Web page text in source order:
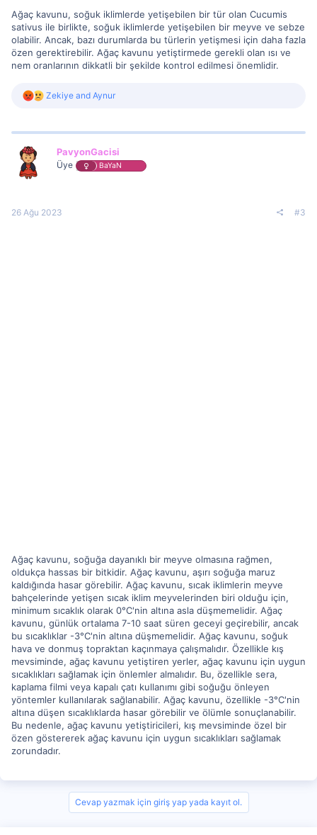
Ağaç kavunu, soğuk iklimlerde yetişebilen bir tür olan Cucumis
sativus ile birlikte, soğuk iklimlerde yetişebilen bir meyve ve sebze
olabilir. Ancak, bazı durumlarda bu türlerin yetişmesi için daha fazla
özen gerektirebilir. Ağaç kavunu yetiştirmede gerekli olan ısı ve
nem oranlarının dikkatli bir şekilde kontrol edilmesi önemlidir.
R
c
Zekiye and Aynur
PavyonGacisi
Üye BaYaN
26 Ağu 2023 #3
Ağaç kavunu, soğuğa dayanıklı bir meyve olmasına rağmen,
oldukça hassas bir bitkidir. Ağaç kavunu, aşırı soğuğa maruz
kaldığında hasar görebilir. Ağaç kavunu, sıcak iklimlerin meyve
bahçelerinde yetişen sıcak iklim meyvelerinden biri olduğu için,
minimum sıcaklık olarak 0°C'nin altına asla düşmemelidir. Ağaç
kavunu, günlük ortalama 7-10 saat süren geceyi geçirebilir, ancak
bu sıcaklıklar -3°C'nin altına düşmemelidir. Ağaç kavunu, soğuk
hava ve donmuş topraktan kaçınmaya çalışmalıdır. Özellikle kış
mevsiminde, ağaç kavunu yetiştiren yerler, ağaç kavunu için uygun
sıcaklıkları sağlamak için önlemler almalıdır. Bu, özellikle sera,
kaplama filmi veya kapalı çatı kullanımı gibi soğuğu önleyen
yöntemler kullanılarak sağlanabilir. Ağaç kavunu, özellikle -3°C'nin
altına düşen sıcaklıklarda hasar görebilir ve ölümle sonuçlanabilir.
Bu nedenle, ağaç kavunu yetiştiricileri, kış mevsiminde özel bir
özen göstererek ağaç kavunu için uygun sıcaklıkları sağlamak
zorundadır.
Cevap yazmak için giriş yap yada kayıt ol.